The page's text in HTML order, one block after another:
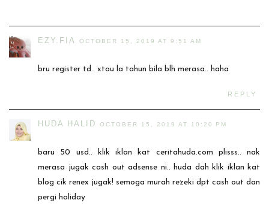
EZY.FIA OCTOBER 15, 2019 AT 9:51 AM
bru register td.. xtau la tahun bila blh merasa.. haha
REPLY
HUDA HALID OCTOBER 15, 2019 AT 10:20 PM
baru 50 usd.. klik iklan kat ceritahuda.com plisss.. nak
merasa jugak cash out adsense ni.. huda dah klik iklan kat
blog cik renex jugak! semoga murah rezeki dpt cash out dan
pergi holiday